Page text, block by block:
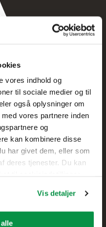
vores indhold og
til sociale medier og til
også oplysninger om
vores partnere inden
og
kan kombinere disse
har givet dem, eller som
deres tjenester. Du kan
Vis detaljer